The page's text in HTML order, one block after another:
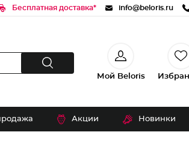
Бесплатная доставка* info@beloris.ru
Мой Beloris
Акции Новинки